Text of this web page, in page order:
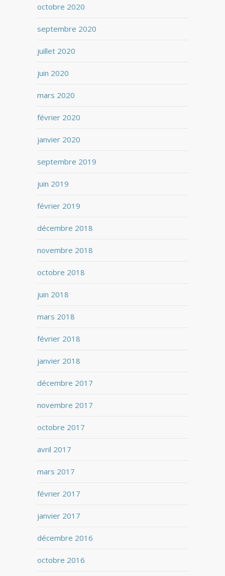
octobre 2020
septembre 2020
juillet 2020
juin 2020
mars 2020
février 2020
janvier 2020
septembre 2019
juin 2019
février 2019
décembre 2018
novembre 2018
octobre 2018
juin 2018
mars 2018
février 2018
janvier 2018
décembre 2017
novembre 2017
octobre 2017
avril 2017
mars 2017
février 2017
janvier 2017
décembre 2016
octobre 2016